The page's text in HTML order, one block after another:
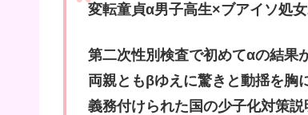
変転童貞α男子高生×ブアイソ処
第二次性別検査で初めてαの結果
両親ともβゆえに驚きと動揺を胸
義務付けられた国の少子化対策説